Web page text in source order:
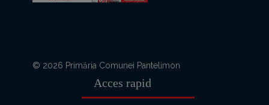
© 2026 Primăria Comunei Pantelimon
Acces rapid